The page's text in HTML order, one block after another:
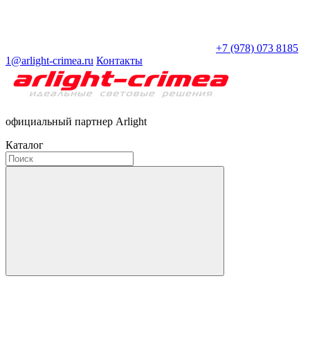
+7 (978) 073 8185
1@arlight-crimea.ru Контакты
официальный партнер Arlight
Каталог